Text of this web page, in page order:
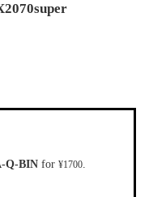
Q-BIN for ¥1700.